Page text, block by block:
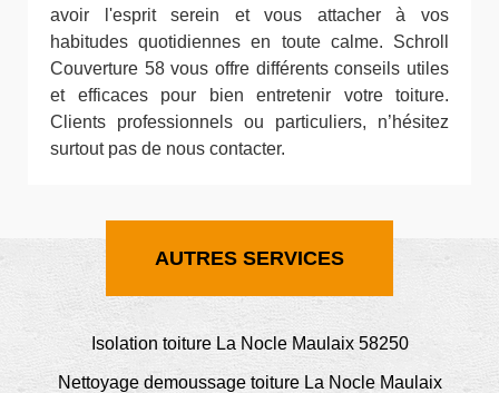
avoir l'esprit serein et vous attacher à vos
habitudes quotidiennes en toute calme. Schroll
Couverture 58 vous offre différents conseils utiles
et efficaces pour bien entretenir votre toiture.
Clients professionnels ou particuliers, n’hésitez
surtout pas de nous contacter.
AUTRES SERVICES
Isolation toiture La Nocle Maulaix 58250
Nettoyage demoussage toiture La Nocle Maulaix